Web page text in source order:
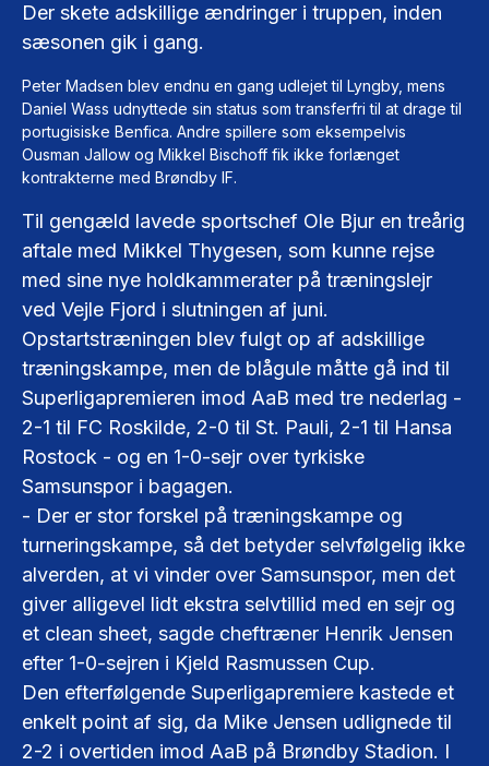
Der skete adskillige ændringer i truppen, inden
sæsonen gik i gang.
Peter Madsen blev endnu en gang udlejet til Lyngby, mens
Daniel Wass udnyttede sin status som transferfri til at drage til
portugisiske Benfica. Andre spillere som eksempelvis
Ousman Jallow og Mikkel Bischoff fik ikke forlænget
kontrakterne med Brøndby IF.
Til gengæld lavede sportschef Ole Bjur en treårig
aftale med Mikkel Thygesen, som kunne rejse
med sine nye holdkammerater på træningslejr
ved Vejle Fjord i slutningen af juni.
Opstartstræningen blev fulgt op af adskillige
træningskampe, men de blågule måtte gå ind til
Superligapremieren imod AaB med tre nederlag -
2-1 til FC Roskilde, 2-0 til St. Pauli, 2-1 til Hansa
Rostock - og en 1-0-sejr over tyrkiske
Samsunspor i bagagen.
- Der er stor forskel på træningskampe og
turneringskampe, så det betyder selvfølgelig ikke
alverden, at vi vinder over Samsunspor, men det
giver alligevel lidt ekstra selvtillid med en sejr og
et clean sheet, sagde cheftræner Henrik Jensen
efter 1-0-sejren i Kjeld Rasmussen Cup.
Den efterfølgende Superligapremiere kastede et
enkelt point af sig, da Mike Jensen udlignede til
2-2 i overtiden imod AaB på Brøndby Stadion. I